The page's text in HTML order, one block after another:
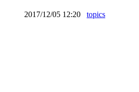
2017/12/05 12:20 topics